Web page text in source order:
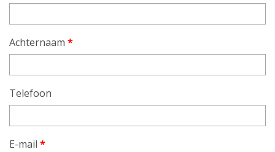
Achternaam *
Telefoon
E-mail *